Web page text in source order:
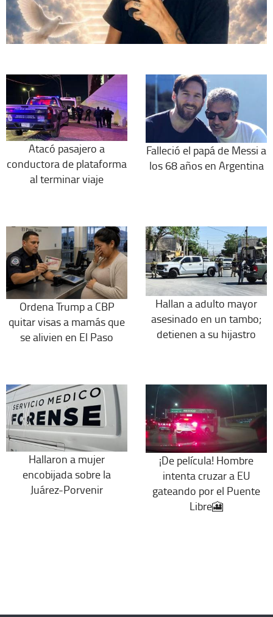
Atacó pasajero a
conductora de plataforma
al terminar viaje
Falleció el papá de Messi a
los 68 años en Argentina
Ordena Trump a CBP
quitar visas a mamás que
se alivien en El Paso
Hallan a adulto mayor
asesinado en un tambo;
detienen a su hijastro
Hallaron a mujer
encobijada sobre la
Juárez-Porvenir
¡De película! Hombre
intenta cruzar a EU
gateando por el Puente
Libre🎦